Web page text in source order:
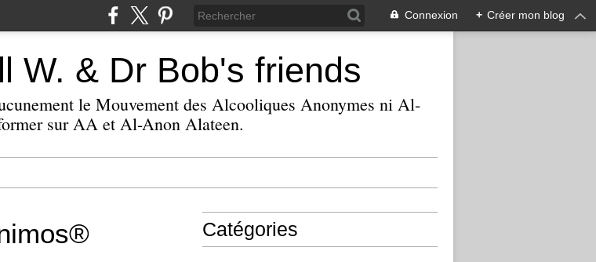
Connexion + Créer mon blog
W. & Dr Bob's friends
le Mouvement des Alcooliques Anonymes ni Al-
sur AA et Al-Anon Alateen.
Catégories